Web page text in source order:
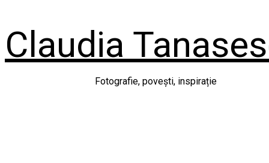
content
Claudia
Fotografie, povești, inspirație